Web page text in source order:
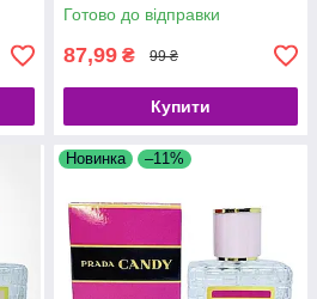
Готово до відправки
87,99 ₴ 99 ₴
Купити
Новинка –11%